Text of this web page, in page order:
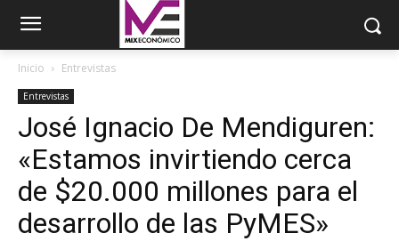
Inicio Entrevistas
Entrevistas
José Ignacio De Mendiguren:
«Estamos invirtiendo cerca
de $20.000 millones para el
desarrollo de las PyMES»